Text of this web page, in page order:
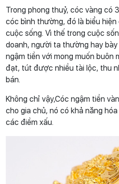
Trong phong thuỷ, cóc vàng có
cóc bình thường, đó là biểu
cuộc sống. Vì thế trong cuộc
doanh, người ta thường hay
ngậm tiền với mong muốn buôn
đạt, tút được nhiều tài lộc, thu
bán.
Không chỉ vậy,Cóc ngậm tiền
cho gia chủ, nó có khả năng
các điềm xấu.